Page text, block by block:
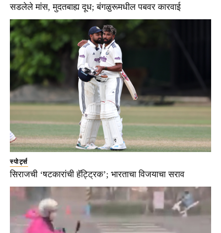
सडलेले मांस, मुदतबाह्य दूध; बंगळुरूमधील पबवर कारवाई
स्पोर्ट्स
सिराजची ‘षटकारांची हॅट्ट्रिक’; भारताचा विजयाचा सराव